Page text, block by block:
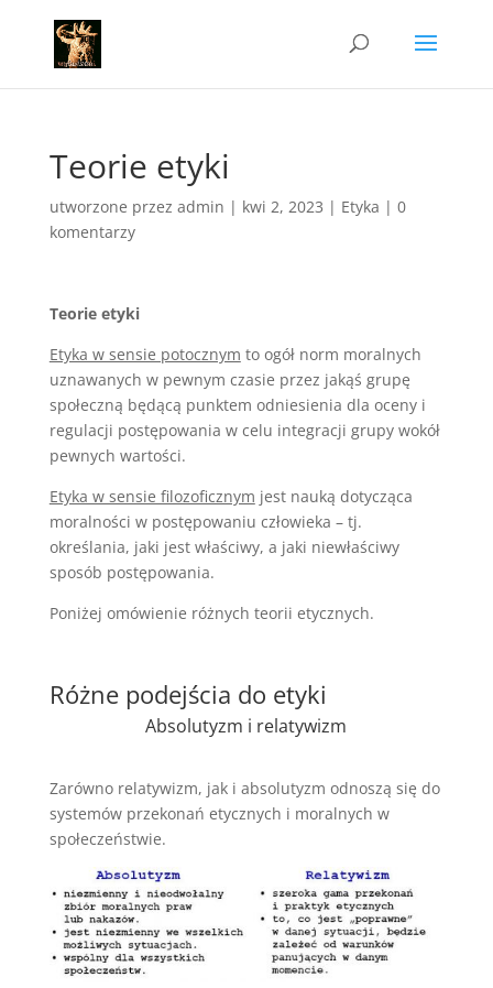
Teorie etyki
utworzone przez admin | kwi 2, 2023 | Etyka | 0
komentarzy
Teorie etyki
Etyka w sensie potocznym to ogół norm moralnych
uznawanych w pewnym czasie przez jakąś grupę
społeczną będącą punktem odniesienia dla oceny i
regulacji postępowania w celu integracji grupy wokół
pewnych wartości.
Etyka w sensie filozoficznym jest nauką dotycząca
moralności w postępowaniu człowieka – tj.
określania, jaki jest właściwy, a jaki niewłaściwy
sposób postępowania.
Poniżej omówienie różnych teorii etycznych.
Różne podejścia do etyki
Absolutyzm i relatywizm
Zarówno relatywizm, jak i absolutyzm odnoszą się do
systemów przekonań etycznych i moralnych w
społeczeństwie.